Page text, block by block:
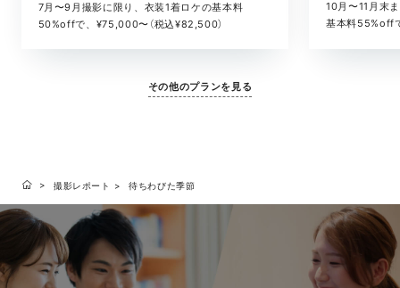
7月〜9月撮影に限り、衣装1着ロケの基本料
50%offで、¥75,000〜（税込¥82,500）
10月〜11月末
基本料55%off
その他のプランを見る
撮影レポート 待ちわびた季節